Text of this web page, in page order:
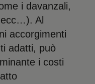
i davanzali,
Al
accorgimenti
adatti, può
i costi